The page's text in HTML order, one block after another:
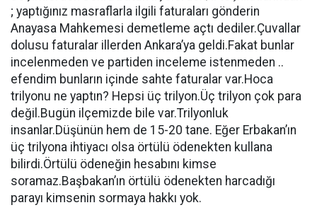
; yaptığınız masraflarla ilgili faturaları gönderin
Anayasa Mahkemesi demetleme açtı dediler.Çuvallar
dolusu faturalar illerden Ankara’ya geldi.Fakat bunlar
incelenmeden ve partiden inceleme istenmeden ..
efendim bunların içinde sahte faturalar var.Hoca
trilyonu ne yaptın? Hepsi üç trilyon.Üç trilyon çok para
değil.Bugün ilçemizde bile var.Trilyonluk
insanlar.Düşünün hem de 15-20 tane. Eğer Erbakan’ın
üç trilyona ihtiyacı olsa örtülü ödenekten kullana
bilirdi.Örtülü ödeneğin hesabını kimse
soramaz.Başbakan’ın örtülü ödenekten harcadığı
parayı kimsenin sormaya hakkı yok.